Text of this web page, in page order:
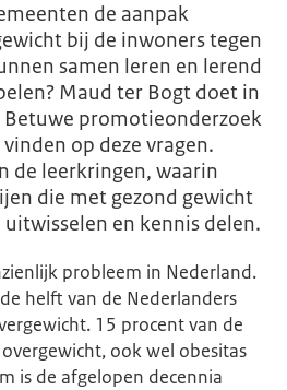
de aanpak
bij de inwoners tegen
samen leren en lerend
Maud ter Bogt doet in
promotieonderzoek
op deze vragen.
de leerkringen, waarin
die met gezond gewicht
en kennis delen.
probleem in Nederland.
helft van de Nederlanders
15 procent van de
ook wel obesitas
is de afgelopen decennia